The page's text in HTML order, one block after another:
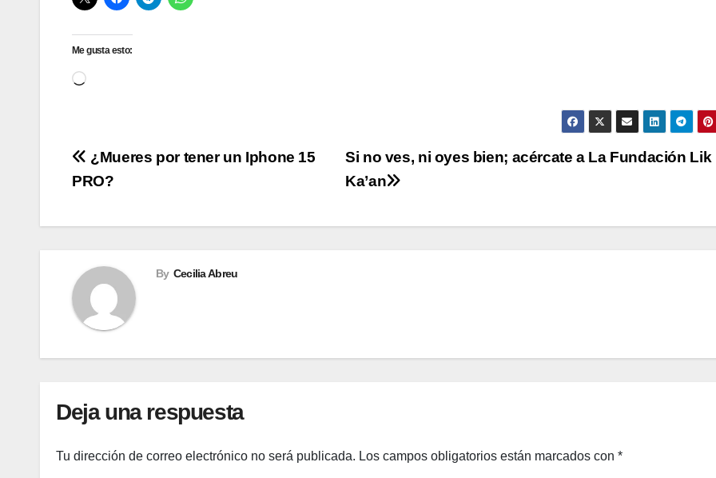
Me gusta esto:
Cargando...
Navegación
de
entradas
Si no ves, ni oyes bien; acércate a La Fundación Lik
Ka’an
¿Mueres por tener un Iphone 15
PRO?
By Cecilia Abreu
Deja una respuesta
Tu dirección de correo electrónico no será publicada. Los campos obligatorios están marcados con *